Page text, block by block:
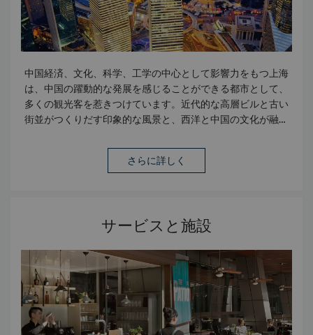
中国経済、文化、科学、工学の中心として影響力をもつ上海
は、中国の躍動的な発展を感じることができる都市として、
多くの観光客を惹きつけています。近代的な高層ビルと古い
街並がつくりだす印象的な風景と、西洋と中国の文化が融合
リーホテル上海は、上海の活気をご体験いただける浦東の新
エリアの中心に位置しております。インナーサークルに掲載
さらに詳しく
サービスと施設